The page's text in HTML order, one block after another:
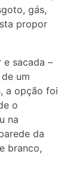
gás,
propor
e sacada –
um
a opção foi
o
na
da
branco,